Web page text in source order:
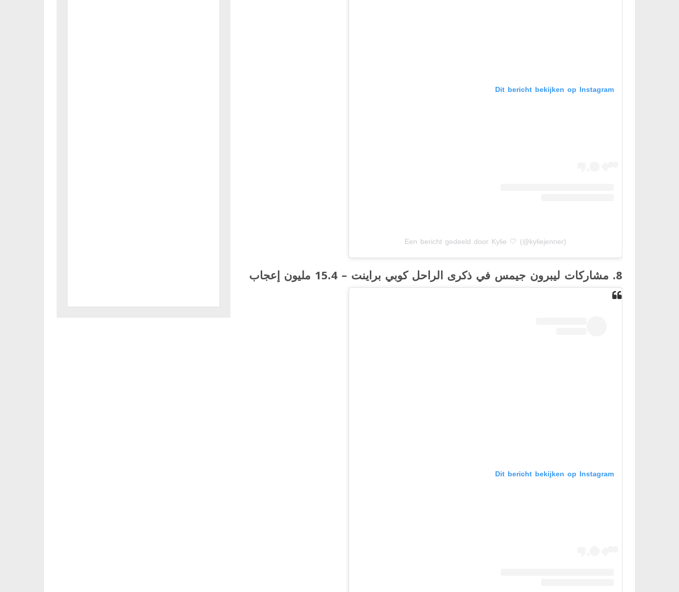
Dit bericht bekijken op Instagram
Een bericht gedeeld door Kylie 🤍 (@kyliejenner)
8. مشاركات ليبرون جيمس في ذكرى الراحل كوبي براينت – 15.4 مليون إعجاب
Dit bericht bekijken op Instagram